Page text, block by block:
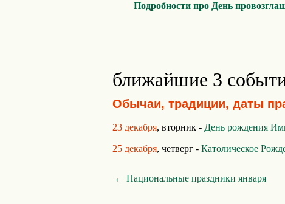
Подробности про День
ближайшие 3
Обычаи, традиции, даты
23 декабря, вторник - День рождения
25 декабря, четверг - Католическое
← Национальные праздники января